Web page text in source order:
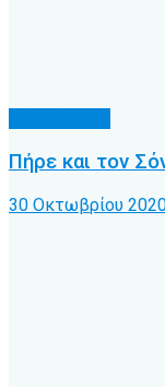
Πήρε και τον
30 Οκτωβρίου